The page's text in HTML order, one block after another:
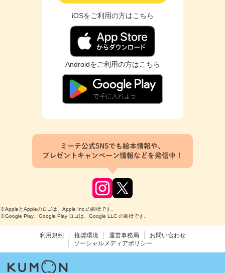
iOSをご利用の方はこちら
Androidをご利用の方はこちら
ミーテ公式SNSでも絵本情報や、
プレゼントキャンペーン情報などを発信中！
※AppleとAppleのロゴは、Apple Inc.の商標です。
※Google Play、Google Play ロゴは、Google LLC の商標です。
利用規約 推奨環境 運営事務局
お問い合わせ
ソーシャルメディアポリシー